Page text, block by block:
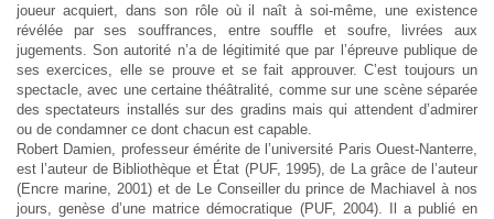
joueur acquiert, dans son rôle où il naît à soi-même, une existence
révélée par ses souffrances, entre souffle et soufre, livrées aux
jugements. Son autorité n’a de légitimité que par l’épreuve publique de
ses exercices, elle se prouve et se fait approuver. C’est toujours un
spectacle, avec une certaine théâtralité, comme sur une scène séparée
des spectateurs installés sur des gradins mais qui attendent d’admirer
ou de condamner ce dont chacun est capable.
Robert Damien, professeur émérite de l’université Paris Ouest-Nanterre,
est l’auteur de Bibliothèque et État (PUF, 1995), de La grâce de l’auteur
(Encre marine, 2001) et de Le Conseiller du prince de Machiavel à nos
jours, genèse d’une matrice démocratique (PUF, 2004). Il a publié en